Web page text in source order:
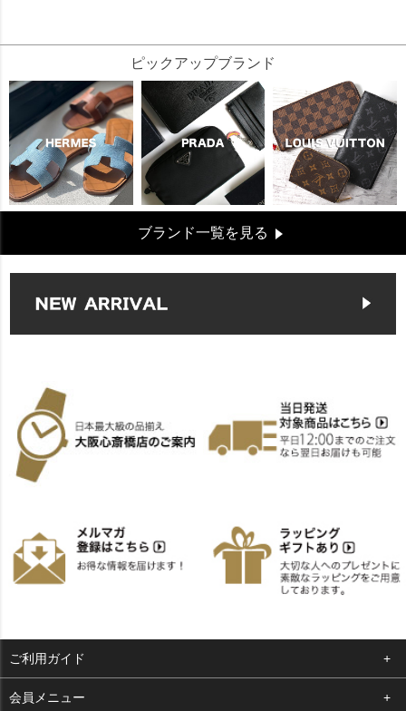
ピックアップブランド
ブランド一覧を見る
ご利用ガイド
よくある質問
会員メニュー